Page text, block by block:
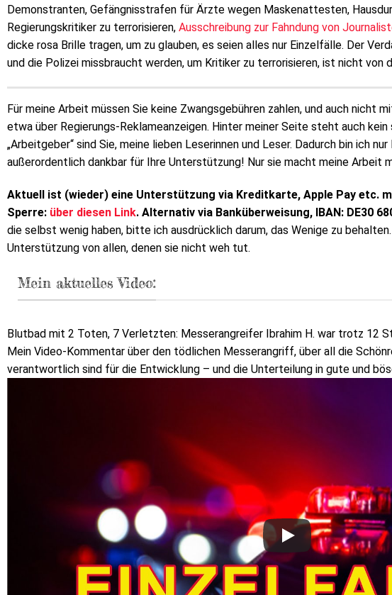
Demonstranten, Gefängnisstrafen für Ärzte wegen Maskenattesten,
Regierungskritiker zu terrorisieren, Ausschreibung zur Fahndung von
dicke rosa Brille tragen, um zu glauben, es seien alles nur Einzelfälle. Der
und die Polizei missbraucht werden, um Kritiker zu terrorisieren, ist nicht von
Für meine Arbeit müssen Sie keine Zwangsgebühren zahlen, und auch nicht
etwa über Regierungs-Reklameanzeigen. Hinter meiner Seite steht auch kein
„Arbeitgeber“ sind Sie, meine lieben Leserinnen und Leser. Dadurch bin ich
außerordentlich dankbar für Ihre Unterstützung! Nur sie macht meine Arbeit
Aktuell ist (wieder) eine Unterstützung via Kreditkarte, Apple Pay etc.
Sperre: über diesen Link. Alternativ via Banküberweisung, IBAN: DE30
die selbst wenig haben, bitte ich ausdrücklich darum, das Wenige zu
Unterstützung von allen, denen sie nicht weh tut.
Mein aktuelles Video:
Blutbad mit 2 Toten, 7 Verletzten: Messerangreifer Ibrahim H. war trotz 12
Mein Video-Kommentar über den tödlichen Messerangriff, über all die
verantwortlich sind für die Entwicklung – und die Unterteilung in gute und